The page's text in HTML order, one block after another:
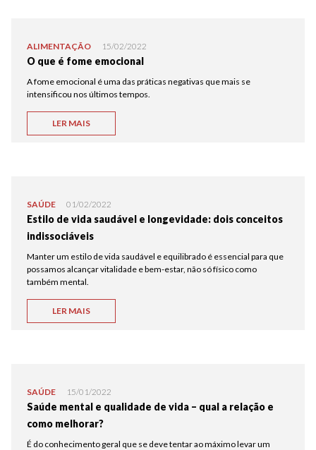
ALIMENTAÇÃO 15/02/2022
O que é fome emocional
A fome emocional é uma das práticas negativas que mais se
intensificou nos últimos tempos.
LER MAIS
SAÚDE 01/02/2022
Estilo de vida saudável e longevidade: dois conceitos
indissociáveis
Manter um estilo de vida saudável e equilibrado é essencial para que
possamos alcançar vitalidade e bem-estar, não só físico como
também mental.
LER MAIS
SAÚDE 15/01/2022
Saúde mental e qualidade de vida – qual a relação e
como melhorar?
É do conhecimento geral que se deve tentar ao máximo levar um